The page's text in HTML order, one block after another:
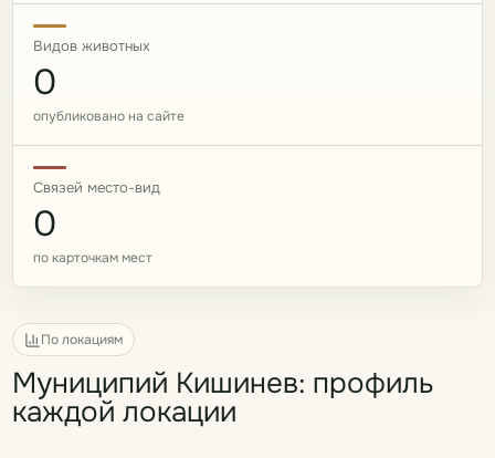
Видов животных
0
опубликовано на сайте
Связей место-вид
0
по карточкам мест
По локациям
Муниципий Кишинев: профиль
каждой локации